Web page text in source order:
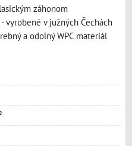
záhonom
vyrobené v južných Čechách
a odolný WPC materiál